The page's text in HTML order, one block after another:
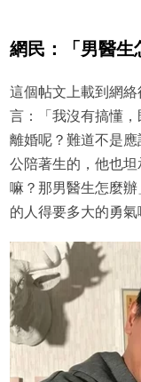
網民：「男醫生
這個帖文上載到網
言：「我沒有搞懂
離婚呢？難道不是
公陪著生的，他也
嘛？那男醫生怎麼
的人得要多大的勇氣